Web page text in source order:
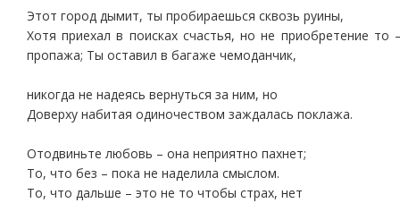
Этот город дымит, ты пробираешься сквозь руины,
Хотя приехал в поисках счастья, но не приобретение то
пропажа; Ты оставил в багаже чемоданчик,
никогда не надеясь вернуться за ним, но
Доверху набитая одиночеством заждалась поклажа.
Отодвиньте любовь – она неприятно пахнет;
То, что без – пока не наделила смыслом.
То, что дальше – это не то чтобы страх, нет